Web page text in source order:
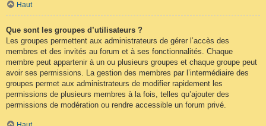
Haut
Que sont les groupes d’utilisateurs ?
Les groupes permettent aux administrateurs de gérer l’accès des
membres et des invités au forum et à ses fonctionnalités. Chaque
membre peut appartenir à un ou plusieurs groupes et chaque groupe peut
avoir ses permissions. La gestion des membres par l’intermédiaire des
groupes permet aux administrateurs de modifier rapidement les
permissions de plusieurs membres à la fois, telles qu’ajouter des
permissions de modération ou rendre accessible un forum privé.